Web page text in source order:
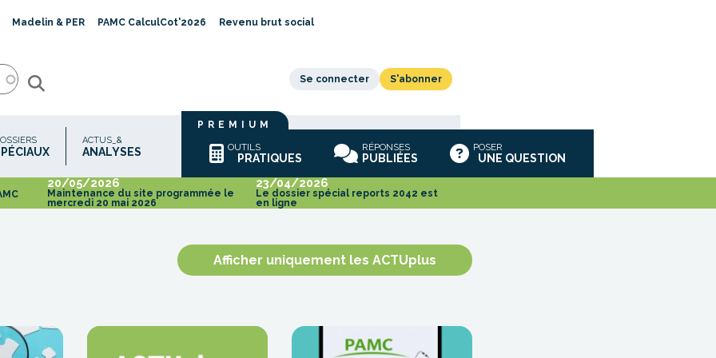
Madelin & PER PAMC CalculCot'2026
Revenu brut social
Se connecter S'abonner
ACTUS_&
ANALYSES
PREMIUM
OUTILS
PRATIQUES
RÉPONSES
PUBLIÉES
POSER
UNE QUESTION
20/05/2026
Maintenance du site programmée le
mercredi 20 mai 2026
23/04/2026
Le dossier spécial reports 2042 est
en ligne
Afficher uniquement les ACTUplus